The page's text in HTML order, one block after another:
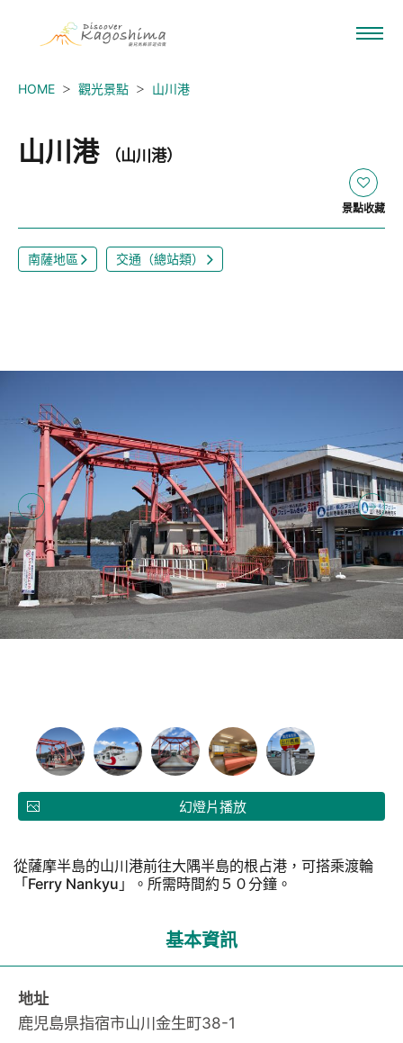
HOME 觀光景點 山川港
山川港 （山川港）
景點收藏
南薩地區 交通（總站類）
幻燈片播放
從薩摩半島的山川港前往大隅半島的根占港，可搭乘渡輪
「Ferry Nankyu」。所需時間約５０分鐘。
基本資訊
地址
鹿児島県指宿市山川金生町38-1